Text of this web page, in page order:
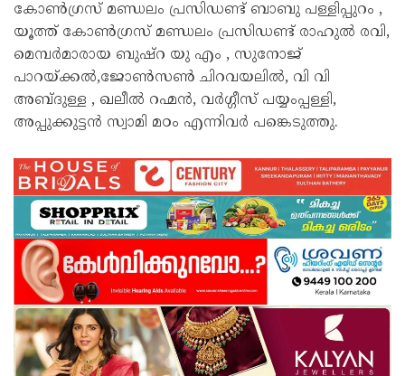
കോൺഗ്രസ് മണ്ഡലം പ്രസിഡണ്ട് ബാബു പള്ളിപ്പുറം ,
യൂത്ത് കോൺഗ്രസ് മണ്ഡലം പ്രസിഡണ്ട് രാഹുൽ രവി,
മെമ്പർമാരായ ബുഷ്റ യു എം , സുനോജ്
പാറയ്ക്കൽ,ജോൺസൺ ചിറവയലിൽ, വി വി
അബ്ദുള്ള , ഖലീൽ റഹ്മൻ, വർഗ്ഗീസ് പയ്യംപ്പള്ളി,
അപ്പുക്കുട്ടൻ സ്വാമി മഠം എന്നിവർ പങ്കെടുത്തു.